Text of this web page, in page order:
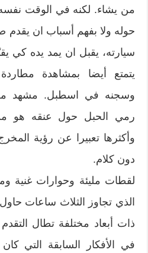
من يشاء. لكنه في الوقت نفسه
حوله ولا بفهم أسباب ان
سيارته، يقبل ان يمد يده كي
يتمتع أيضا بمشاهدة
وسجنه في اسطبل. مشهد
رمي الحبل حول عنقه هو
وأكثرها تعبيرا عن رؤية
دون كلام.
لقطات مليئة وحوارات غنية
الذي تجاوز الثلاث ساعات
ذات أبعاد مختلفة تطال
في الأفكار السابقة التي